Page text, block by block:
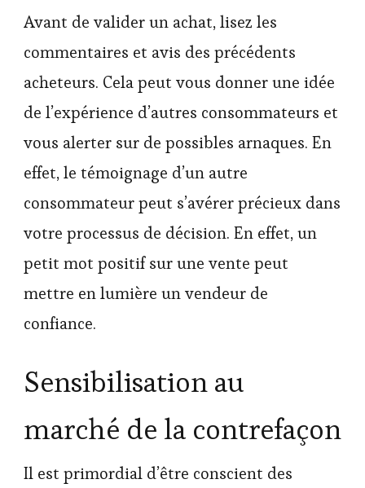
Avant de valider un achat, lisez les
commentaires et avis des précédents
acheteurs. Cela peut vous donner une idée
de l’expérience d’autres consommateurs et
vous alerter sur de possibles arnaques. En
effet, le témoignage d’un autre
consommateur peut s’avérer précieux dans
votre processus de décision. En effet, un
petit mot positif sur une vente peut
mettre en lumière un vendeur de
confiance.
Sensibilisation au
marché de la contrefaçon
Il est primordial d’être conscient des